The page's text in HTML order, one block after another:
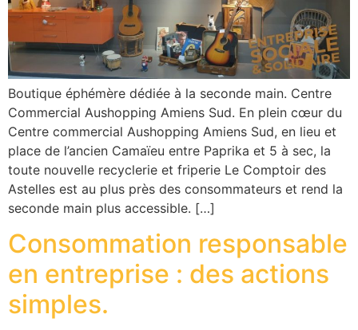
Boutique éphémère dédiée à la seconde main. Centre
Commercial Aushopping Amiens Sud. En plein cœur du
Centre commercial Aushopping Amiens Sud, en lieu et
place de l’ancien Camaïeu entre Paprika et 5 à sec, la
toute nouvelle recyclerie et friperie Le Comptoir des
Astelles est au plus près des consommateurs et rend la
seconde main plus accessible. […]
Consommation responsable
en entreprise : des actions
simples.